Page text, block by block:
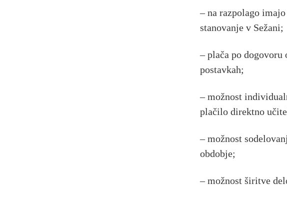
– na razpolago
stanovanje v Sežani;
– plača po
postavkah;
– možnost
plačilo direktno
– možnost
obdobje;
– možnost širitve